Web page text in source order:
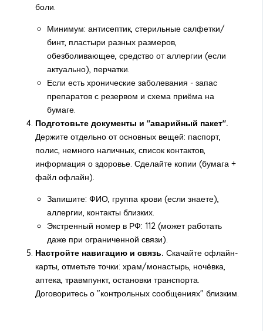
боли.
Минимум: антисептик, стерильные салфетки/
бинт, пластыри разных размеров,
обезболивающее, средство от аллергии (если
актуально), перчатки.
Если есть хронические заболевания - запас
препаратов с резервом и схема приёма на
бумаге.
Подготовьте документы и "аварийный пакет".
Держите отдельно от основных вещей: паспорт,
полис, немного наличных, список контактов,
информация о здоровье. Сделайте копии (бумага +
файл офлайн).
Запишите: ФИО, группа крови (если знаете),
аллергии, контакты близких.
Экстренный номер в РФ: 112 (может работать
даже при ограниченной связи).
Настройте навигацию и связь. Скачайте офлайн-
карты, отметьте точки: храм/монастырь, ночёвка,
аптека, травмпункт, остановки транспорта.
Договоритесь о "контрольных сообщениях" близким.